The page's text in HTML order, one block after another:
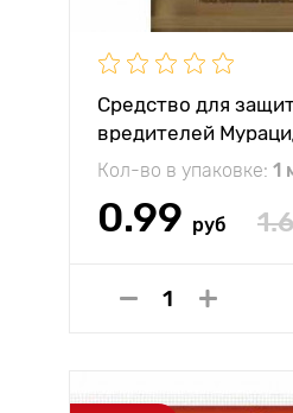
Средство для
вредителей
Кол-во в упаковке: 1
0.99 руб